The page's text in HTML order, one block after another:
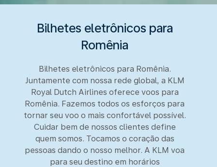
Bilhetes eletrônicos para
Romênia
Bilhetes eletrônicos para Romênia.
Juntamente com nossa rede global, a KLM
Royal Dutch Airlines oferece voos para
Romênia. Fazemos todos os esforços para
tornar seu voo o mais confortável possível.
Cuidar bem de nossos clientes define
quem somos. Tocamos o coração das
pessoas dando o nosso melhor. A KLM voa
para seu destino em horários